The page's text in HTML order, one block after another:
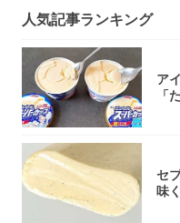
人気記事ランキング
ア
「
セ
味